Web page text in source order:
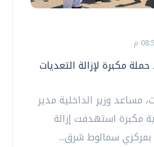
مكبرة لإزالة التعديات
مساعد وزير الداخلية مدير
مكبرة استهدفت إزالة
بمركزي سمالوط شرق...